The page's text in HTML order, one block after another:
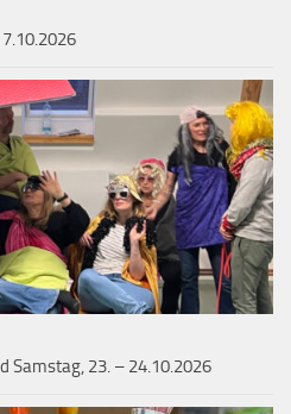
Samstag, 23. – 24.10.2026